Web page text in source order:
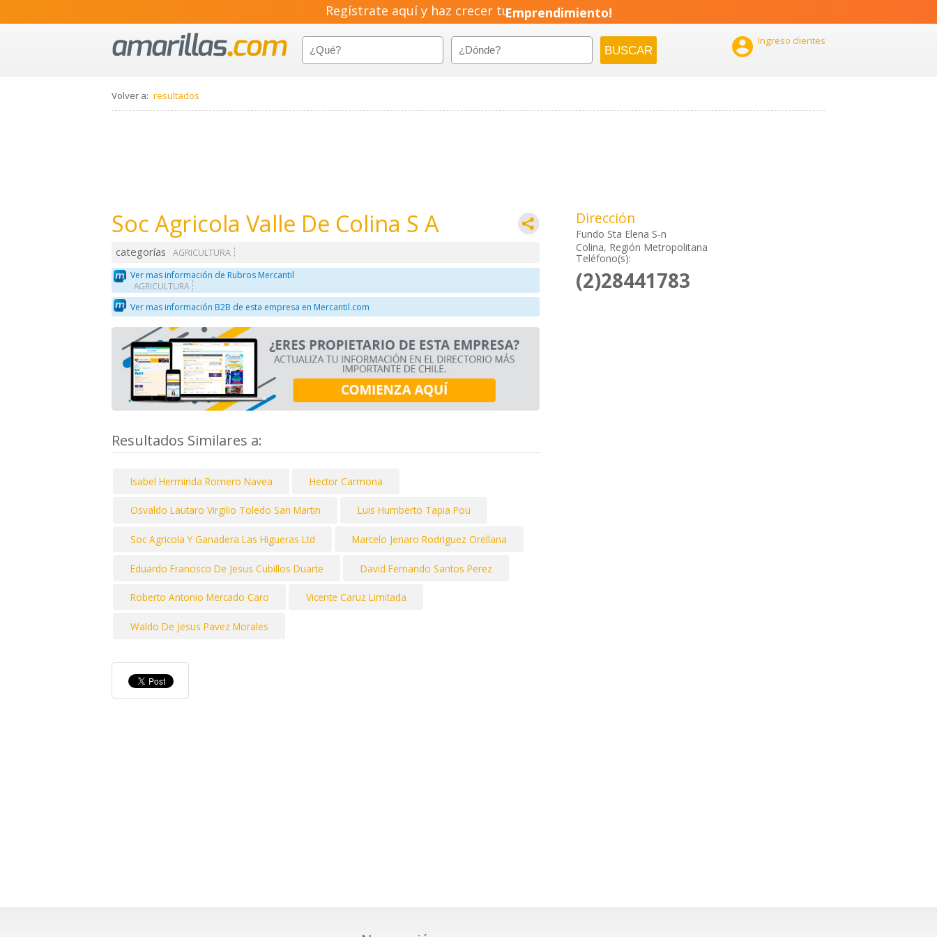
Regístrate aquí y haz crecer tuEmprendimiento!
 Ingreso clientes
Volver a: resultados
Soc Agricola Valle De Colina S A
categorías
AGRICULTURA
Ver mas información de Rubros Mercantil
AGRICULTURA
Ver mas información B2B de esta empresa en Mercantil.com
Resultados Similares a:
Isabel Herminda Romero Navea Hector Carmona
Osvaldo Lautaro Virgilio Toledo San Martin Luis Humberto Tapia Pou
Soc Agricola Y Ganadera Las Higueras Ltd Marcelo Jenaro Rodriguez Orellana
Eduardo Francisco De Jesus Cubillos Duarte David Fernando Santos Perez
Roberto Antonio Mercado Caro Vicente Caruz Limitada
Waldo De Jesus Pavez Morales
Dirección
Fundo Sta Elena S-n
Colina, Región Metropolitana
Teléfono(s):
(2)28441783